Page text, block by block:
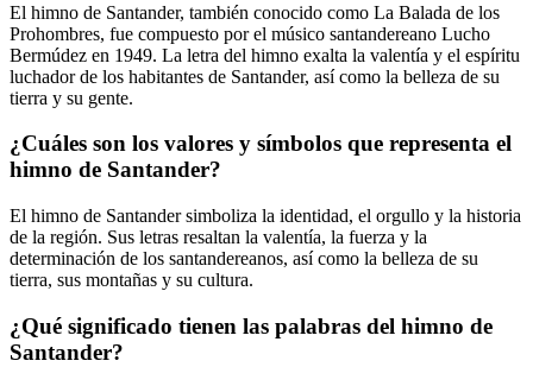
El himno de Santander, también conocido como La Balada de los
Prohombres, fue compuesto por el músico santandereano Lucho
Bermúdez en 1949. La letra del himno exalta la valentía y el espíritu
luchador de los habitantes de Santander, así como la belleza de su
tierra y su gente.
¿Cuáles son los valores y símbolos que representa el
himno de Santander?
El himno de Santander simboliza la identidad, el orgullo y la historia
de la región. Sus letras resaltan la valentía, la fuerza y la
determinación de los santandereanos, así como la belleza de su
tierra, sus montañas y su cultura.
¿Qué significado tienen las palabras del himno de
Santander?